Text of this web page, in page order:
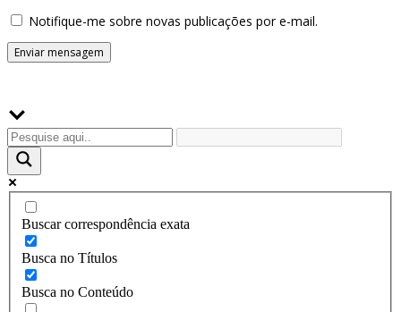
Notifique-me sobre novas publicações por e-mail.
Buscar correspondência exata
Busca no Títulos
Busca no Conteúdo